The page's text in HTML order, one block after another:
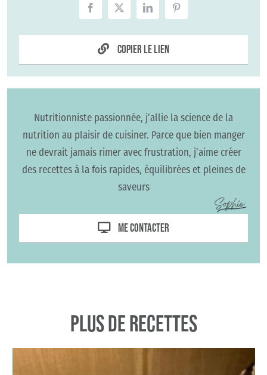
Copier le lien
Nutritionniste passionnée, j’allie la science de la
nutrition au plaisir de cuisiner. Parce que bien manger
ne devrait jamais rimer avec frustration, j’aime créer
des recettes à la fois rapides, équilibrées et pleines de
saveurs
Me contacter
Plus de recettes